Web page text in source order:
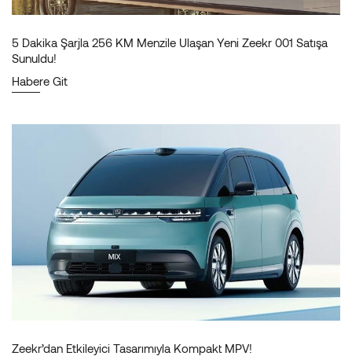
5 Dakika Şarjla 256 KM Menzile Ulaşan Yeni Zeekr 001 Satışa
Sunuldu!
Habere Git
Zeekr’dan Etkileyici Tasarımıyla Kompakt MPV!